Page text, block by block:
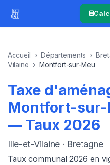
Accueil › Départements ›
Vilaine › Montfort-sur-Meu
Taxe
Montfort-sur-
— Taux 2026
Ille-et-Vilaine · Bretagne
Taux communal 2026 en